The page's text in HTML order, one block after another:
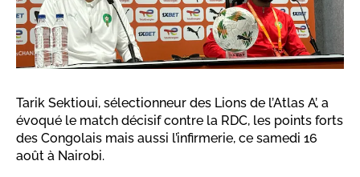
Tarik Sektioui, sélectionneur des Lions de l’Atlas A’, a
évoqué le match décisif contre la RDC, les points forts
des Congolais mais aussi l’infirmerie, ce samedi 16
août à Nairobi.